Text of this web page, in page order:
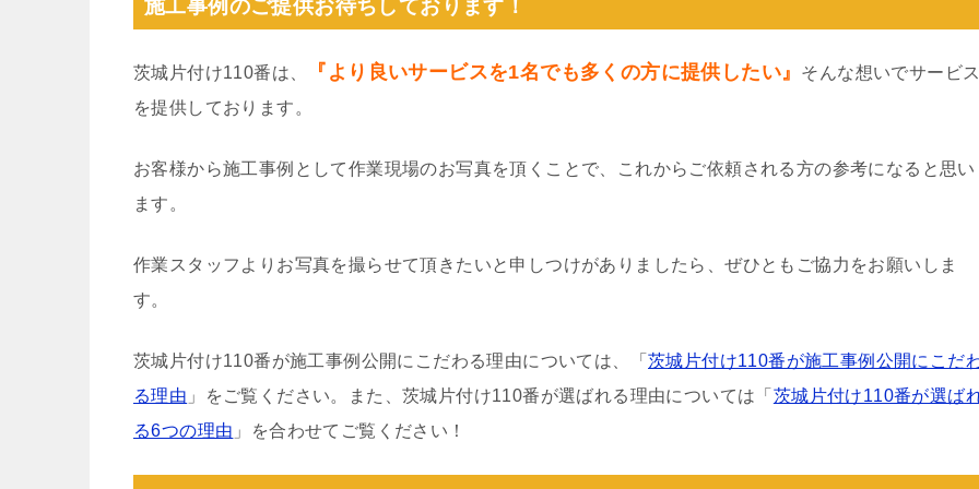
施工事例のご提供お待ちしております！
茨城片付け110番は、 『より良いサービスを1名でも多くの方に提供したい』
そんな想いでサービス
を提供しております。
お客様から施工事例として作業現場のお写真を頂くことで、これからご依頼される方の参考になると思い
ます。
作業スタッフよりお写真を撮らせて頂きたいと申しつけがありましたら、ぜひともご協力をお願いしま
す。
茨城片付け110番が施工事例公開にこだわる理由については、「 茨城片付け110番が施工事例公開にこだ
る理由 」をご覧ください。また、茨城片付け110番が選ばれる理由については「 茨城片付け110番が選ば
る6つの理由 」を合わせてご覧ください！